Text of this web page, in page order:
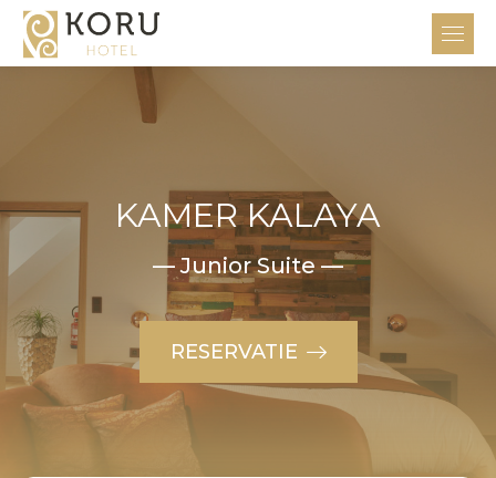
KAMER KALAYA
— Junior Suite —
RESERVATIE